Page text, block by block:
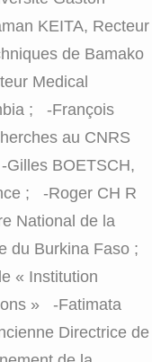
Gaston
KEITA, Recteur
de Bamako
Medical
; -François
au CNRS
Gilles BOETSCH,
; -Roger CH R
National de la
du Burkina Faso ;
« Institution
Directrice de